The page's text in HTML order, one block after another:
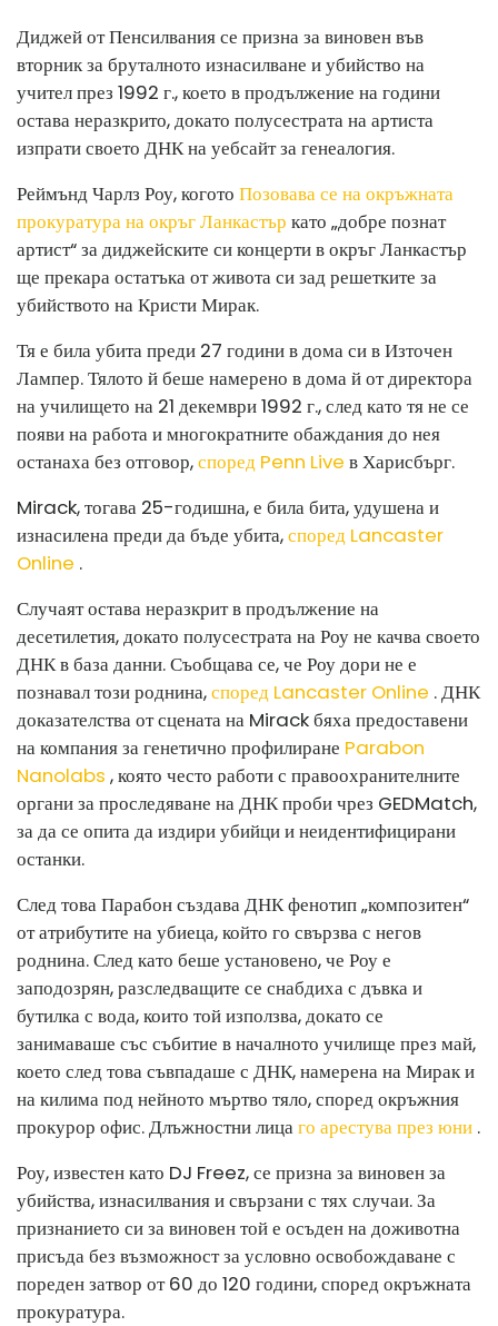
Диджей от Пенсилвания се призна за виновен във
вторник за бруталното изнасилване и убийство на
учител през 1992 г., което в продължение на години
остава неразкрито, докато полусестрата на артиста
изпрати своето ДНК на уебсайт за генеалогия.
Реймънд Чарлз Роу, когото Позовава се на окръжната
прокуратура на окръг Ланкастър като „добре познат
артист“ за диджейските си концерти в окръг Ланкастър
ще прекара остатъка от живота си зад решетките за
убийството на Кристи Мирак.
Тя е била убита преди 27 години в дома си в Източен
Лампер. Тялото й беше намерено в дома й от директора
на училището на 21 декември 1992 г., след като тя не се
появи на работа и многократните обаждания до нея
останаха без отговор,според Penn Live в Харисбърг.
Mirack, тогава 25-годишна, е била бита, удушена и
изнасилена преди да бъде убита,според Lancaster
Online .
Случаят остава неразкрит в продължение на
десетилетия, докато полусестрата на Роу не качва своето
ДНК в база данни. Съобщава се, че Роу дори не е
познавал този роднина,според Lancaster Online . ДНК
доказателства от сцената на Mirack бяха предоставени
на компания за генетично профилиране Parabon
Nanolabs , която често работи с правоохранителните
органи за проследяване на ДНК проби чрез GEDMatch,
за да се опита да издири убийци и неидентифицирани
останки.
След това Парабон създава ДНК фенотип „композитен“
от атрибутите на убиеца, който го свързва с негов
роднина. След като беше установено, че Роу е
заподозрян, разследващите се снабдиха с дъвка и
бутилка с вода, които той използва, докато се
занимаваше със събитие в началното училище през май,
което след това съвпадаше с ДНК, намерена на Мирак и
на килима под нейното мъртво тяло, според окръжния
прокурор офис. Длъжностни лицаго арестува през юни .
Роу, известен като DJ Freez, се призна за виновен за
убийства, изнасилвания и свързани с тях случаи. За
признанието си за виновен той е осъден на доживотна
присъда без възможност за условно освобождаване с
пореден затвор от 60 до 120 години, според окръжната
прокуратура.